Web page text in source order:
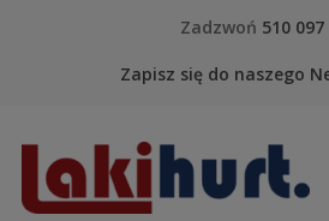
Zadzwoń 510 097
Zapisz się do naszego